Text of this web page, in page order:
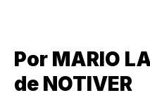
Por MARIO
de NOTIVER